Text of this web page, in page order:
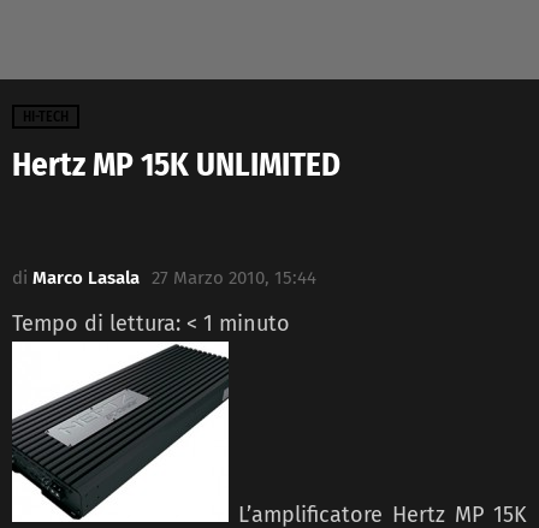
HI-TECH
Hertz MP 15K UNLIMITED
di Marco Lasala 27 Marzo 2010, 15:44
Tempo di lettura: < 1 minuto
L’amplificatore Hertz MP 15K